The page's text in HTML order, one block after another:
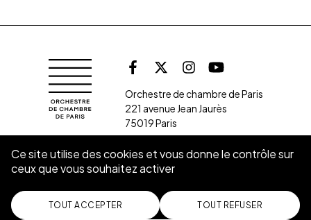
Orchestre de chambre de Paris
Follow us on
FacebookX (Twitter)
InstagramYoutube
Orchestre de chambre de Paris
221 avenue Jean Jaurès
75019 Paris
SUBSCRIBE TO THE NEWSLETTER
Jobs Legal mentions Cookies
Ce site utilise des cookies et vous donne le contrôle sur
ceux que vous souhaitez activer
TOUT ACCEPTER TOUT REFUSER